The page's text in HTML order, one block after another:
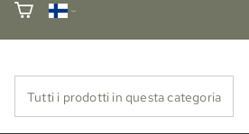
Tutti i prodotti in questa categoria